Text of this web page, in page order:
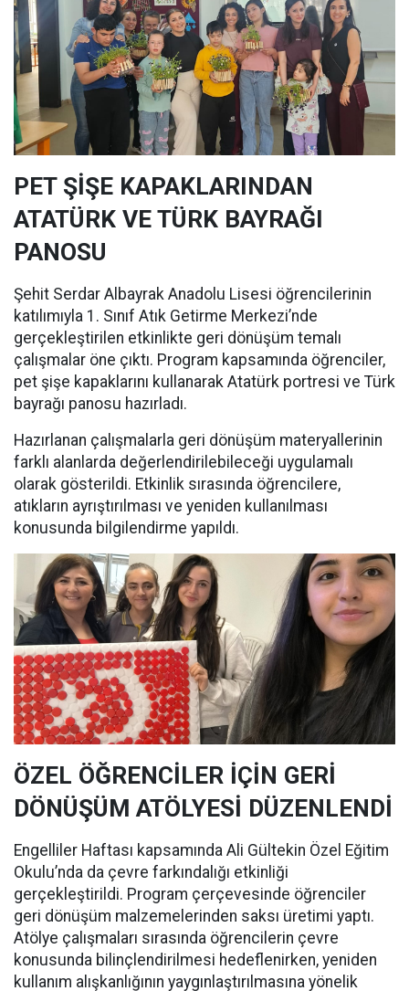
PET ŞİŞE KAPAKLARINDAN
ATATÜRK VE TÜRK BAYRAĞI
PANOSU
Şehit Serdar Albayrak Anadolu Lisesi öğrencilerinin
katılımıyla 1. Sınıf Atık Getirme Merkezi’nde
gerçekleştirilen etkinlikte geri dönüşüm temalı
çalışmalar öne çıktı. Program kapsamında öğrenciler,
pet şişe kapaklarını kullanarak Atatürk portresi ve Türk
bayrağı panosu hazırladı.
Hazırlanan çalışmalarla geri dönüşüm materyallerinin
farklı alanlarda değerlendirilebileceği uygulamalı
olarak gösterildi. Etkinlik sırasında öğrencilere,
atıkların ayrıştırılması ve yeniden kullanılması
konusunda bilgilendirme yapıldı.
ÖZEL ÖĞRENCİLER İÇİN GERİ
DÖNÜŞÜM ATÖLYESİ DÜZENLENDİ
Engelliler Haftası kapsamında Ali Gültekin Özel Eğitim
Okulu’nda da çevre farkındalığı etkinliği
gerçekleştirildi. Program çerçevesinde öğrenciler
geri dönüşüm malzemelerinden saksı üretimi yaptı.
Atölye çalışmaları sırasında öğrencilerin çevre
konusunda bilinçlendirilmesi hedeflenirken, yeniden
kullanım alışkanlığının yaygınlaştırılmasına yönelik